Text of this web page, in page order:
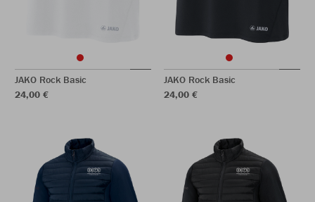
JAKO Rock Basic
24,00 €
JAKO Rock Basic
24,00 €